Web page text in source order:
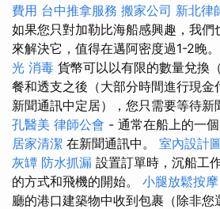
費用 台中推拿服務 搬家公司 新北律
如果您只對加勒比海船感興趣，我們
來解決它，值得在邁阿密度過1-2晚。
光 消毒 貨幣可以以有限的數量兌換
餐和透支之後（大部分時間進行現金
新聞通訊中定居），您只需要等待新
孔醫美 律師公會 - 通常在船上的一
居家清潔 在新聞通訊中。 室內設計
灰罈 防水抓漏 設置訂單時，沉船工
的方式和飛機的開始。 小腿放鬆按摩
廳的港口建築物中收到包裹（除非您